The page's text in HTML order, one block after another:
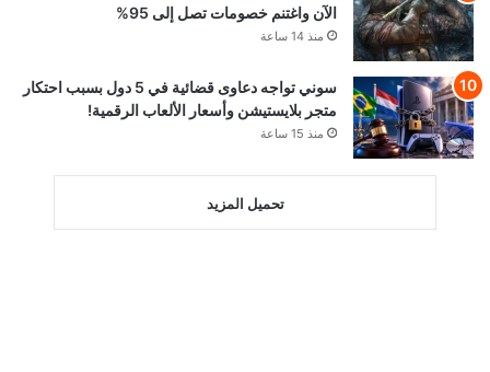
الآن واغتنم خصومات تصل إلى 95%
منذ 14 ساعة
سوني تواجه دعاوى قضائية في 5 دول بسبب احتكار
متجر بلايستيشن وأسعار الألعاب الرقمية!
منذ 15 ساعة
تحميل المزيد